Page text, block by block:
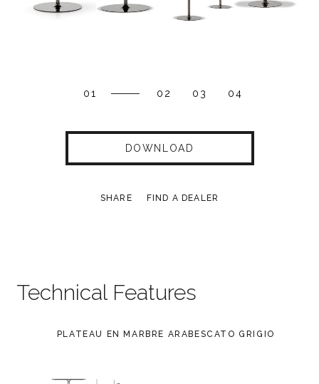
01 02 03 04
DOWNLOAD
SHARE FIND A DEALER
Technical Features
PLATEAU EN MARBRE ARABESCATO GRIGIO